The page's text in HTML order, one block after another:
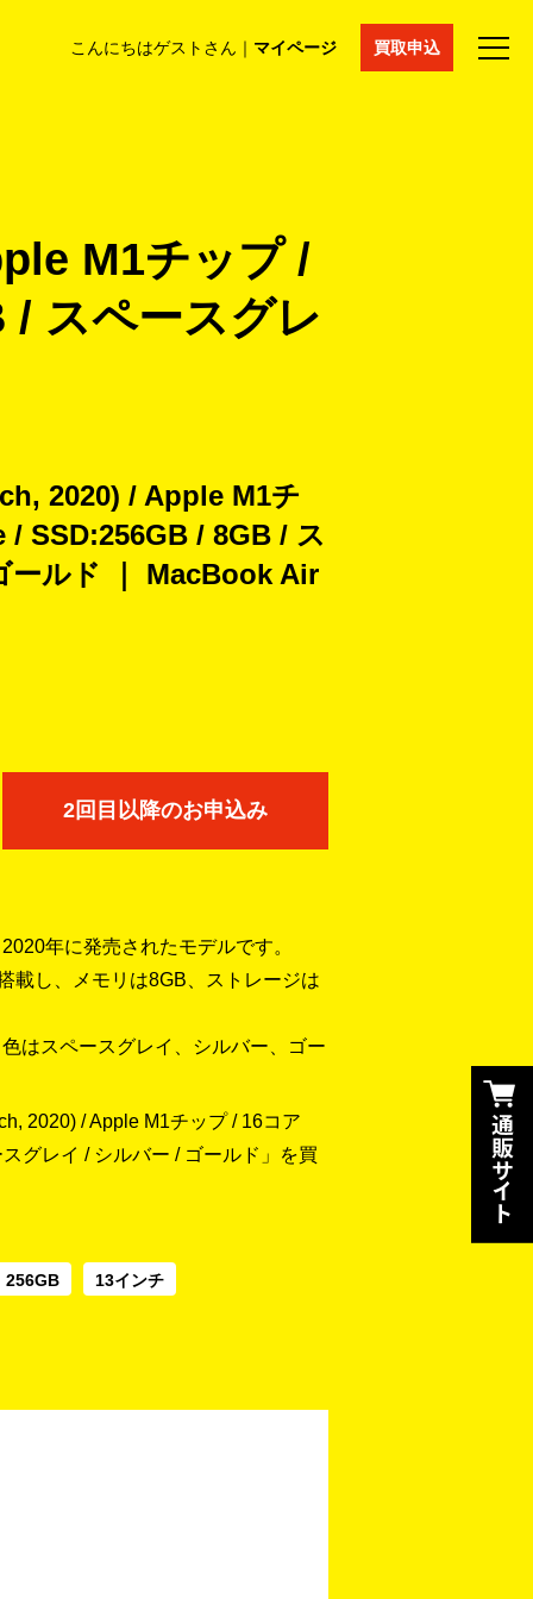
こんにちはゲストさん｜ マイページ 買取申込
コラム マイページ 採用情報 通販サイト
M1チップ /
スペースグレ
2020) / Apple M1チ
SSD:256GB / 8GB / ス
ールド ｜ MacBook Air
2回目以降のお申込み
年に発売されたモデルです。
載し、メモリは8GB、ストレージは
はスペースグレイ、シルバー、ゴー
2020) / Apple M1チップ / 16コア
グレイ / シルバー / ゴールド」を買
256GB 13インチ